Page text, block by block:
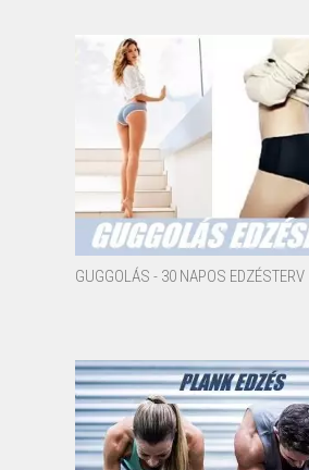
GUGGOLÁS - 30 NAPOS EDZÉSTERV